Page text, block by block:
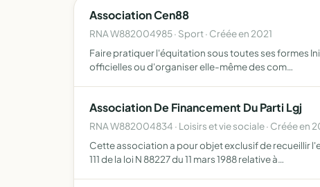
Association Cen88
RNA W882004985 · Sport · Créée en 2021
Faire pratiquer l'équitation sous toutes ses formes
officielles ou d'organiser elle-même des com…
Association De Financement Du Parti Lgj
RNA W882004834 · Loisirs et vie sociale · Créée en
Cette association a pour objet exclusif de recueillir
111 de la loi N 88227 du 11 mars 1988 relative à…